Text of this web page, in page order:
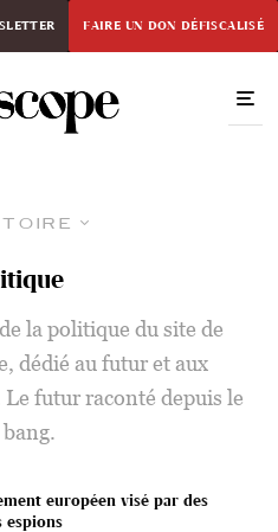
FAIRE UN DON DÉFISCALISÉ
la politique du site de
dédié au futur et aux
futur raconté depuis le
européen visé par des
espions